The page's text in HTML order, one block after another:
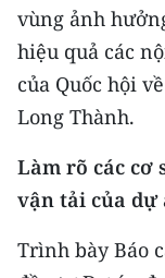
vùng ảnh
hiệu quả các
của Quốc hội
Long Thành.
Làm rõ các cơ
vận tải của dự
Trình bày Báo